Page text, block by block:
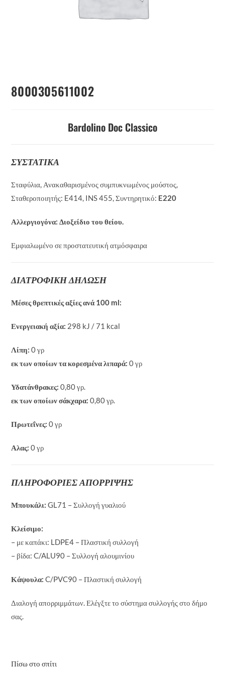
8000305611002
Bardolino Doc Classico
ΣΥΣΤΑΤΙΚΑ
Σταφύλια, Ανακαθαρισμένος συμπυκνωμένος μούστος,
Σταθεροποιητής: E414, INS 455, Συντηρητικό: E220
Αλλεργιογόνα: Διοξείδιο του θείου.
Εμφιαλωμένο σε προστατευτική ατμόσφαιρα
ΔΙΑΤΡΟΦΙΚΗ ΔΗΛΩΣΗ
Μέσες θρεπτικές αξίες ανά 100 ml:
Ενεργειακή αξία: 298 kJ / 71 kcal
Λίπη: 0 γρ
εκ των οποίων τα κορεσμένα λιπαρά: 0 γρ
Υδατάνθρακες: 0,80 γρ.
εκ των οποίων σάκχαρα: 0,80 γρ.
Πρωτεΐνες:0 γρ
Αλας:0 γρ
ΠΛΗΡΟΦΟΡΙΕΣ ΑΠΟΡΡΙΨΗΣ
Μπουκάλι:GL71 – Συλλογή γυαλιού
Κλείσιμο:
– με καπάκι: LDPE4 – Πλαστική συλλογή
– βίδα: C/ALU90 – Συλλογή αλουμινίου
Κάψουλα:C/PVC90 – Πλαστική συλλογή
Διαλογή απορριμμάτων. Ελέγξτε το σύστημα συλλογής στο δήμο
σας.
Πίσω στο σπίτι